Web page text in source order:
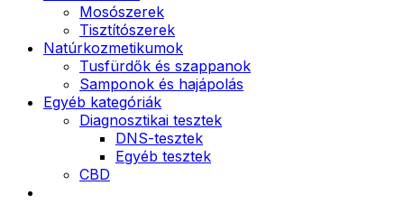
Mosószerek
Tisztítószerek
Natúrkozmetikumok
Tusfürdők és szappanok
Samponok és hajápolás
Egyéb kategóriák
Diagnosztikai tesztek
DNS-tesztek
Egyéb tesztek
CBD